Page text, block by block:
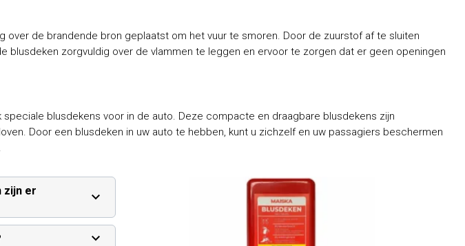
over de brandende bron geplaatst om het vuur te smoren. Door de zuurstof af te sluiten
blusdeken zorgvuldig over de vlammen te leggen en ervoor te zorgen dat er geen openingen
blusdekens voor in de auto. Deze compacte en draagbare blusdekens zijn
Door een blusdeken in uw auto te hebben, kunt u zichzelf en uw passagiers beschermen
zijn er